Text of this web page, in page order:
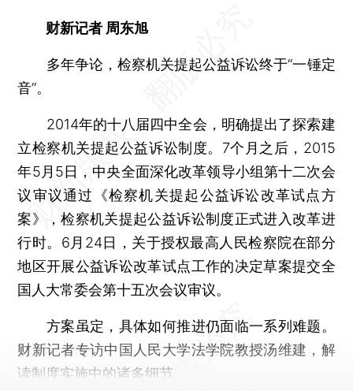
财新记者 周东旭
多年争论，检察机关提起公益诉讼终于“一锤定
音”。
2014年的十八届四中全会，明确提出了探索建
立检察机关提起公益诉讼制度。7个月之后，2015
年5月5日，中央全面深化改革领导小组第十二次会
议审议通过《检察机关提起公益诉讼改革试点方
案》，检察机关提起公益诉讼制度正式进入改革进
行时。6月24日，关于授权最高人民检察院在部分
地区开展公益诉讼改革试点工作的决定草案提交全
国人大常委会第十五次会议审议。
方案虽定，具体如何推进仍面临一系列难题。
财新记者专访中国人民大学法学院教授汤维建，解
读制度实施中的诸多细节。